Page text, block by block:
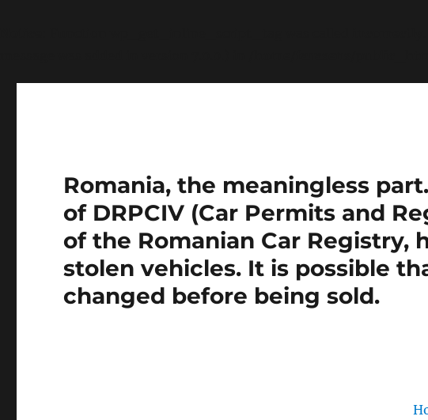
Romania, the meaningless
of DRPCIV (Car Permits and
of the Romanian Car
stolen vehicles. It is possible
changed before being sold.